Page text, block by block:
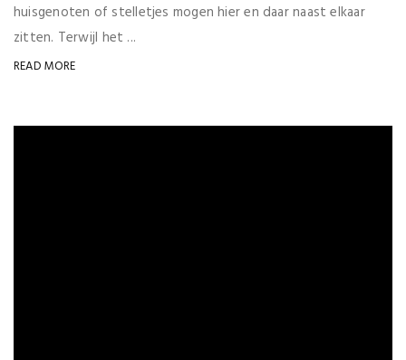
huisgenoten of stelletjes mogen hier en daar naast elkaar
zitten. Terwijl het ...
READ MORE